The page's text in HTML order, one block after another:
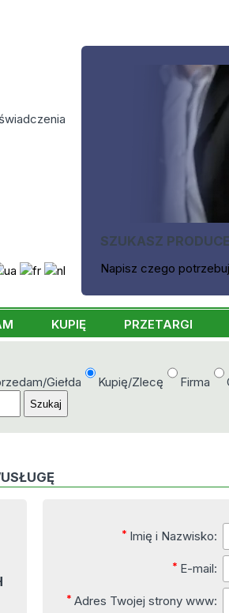
SZUKASZ
Napisz czego
KUPIĘ PRZETARGI
Giełda Kupię/Zlecę Firma
* Imię i Nazwisko:
* E-mail:
* Adres Twojej strony www: